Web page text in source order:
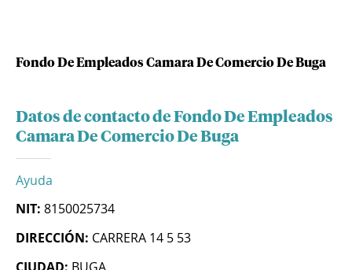
Fondo De Empleados Camara De Comercio De Buga
Datos de contacto de Fondo De Empleados
Camara De Comercio De Buga
Ayuda
NIT: 8150025734
DIRECCIÓN: CARRERA 14 5 53